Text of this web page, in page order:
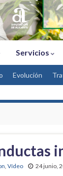
Servicios
Evolución
, Vídeo 24 junio,